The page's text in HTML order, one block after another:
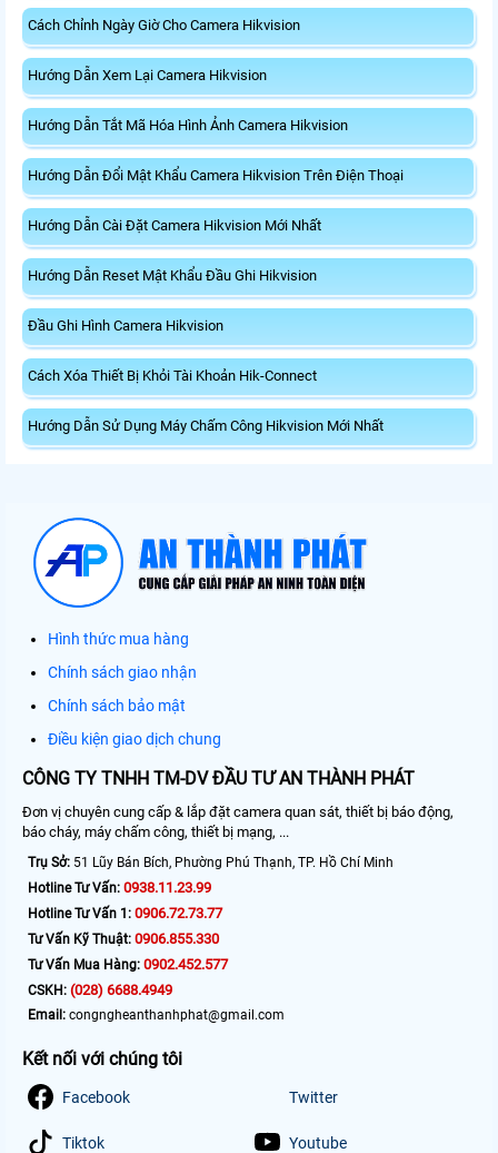
Cách Chỉnh Ngày Giờ Cho Camera Hikvision
Hướng Dẫn Xem Lại Camera Hikvision
Hướng Dẫn Tắt Mã Hóa Hình Ảnh Camera Hikvision
Hướng Dẫn Đổi Mật Khẩu Camera Hikvision Trên Điện Thoại
Hướng Dẫn Cài Đặt Camera Hikvision Mới Nhất
Hướng Dẫn Reset Mật Khẩu Đầu Ghi Hikvision
Đầu Ghi Hình Camera Hikvision
Cách Xóa Thiết Bị Khỏi Tài Khoản Hik-Connect
Hướng Dẫn Sử Dụng Máy Chấm Công Hikvision Mới Nhất
Hình thức mua hàng
Chính sách giao nhận
Chính sách bảo mật
Điều kiện giao dịch chung
CÔNG TY TNHH TM-DV ĐẦU TƯ AN THÀNH PHÁT
Đơn vị chuyên cung cấp & lắp đặt camera quan sát, thiết bị báo động,
báo cháy, máy chấm công, thiết bị mạng, ...
Trụ Sở: 51 Lũy Bán Bích, Phường Phú Thạnh, TP. Hồ Chí Minh
Hotline Tư Vấn: 0938.11.23.99
Hotline Tư Vấn 1: 0906.72.73.77
Tư Vấn Kỹ Thuật: 0906.855.330
Tư Vấn Mua Hàng: 0902.452.577
CSKH: (028) 6688.4949
Email: congngheanthanhphat@gmail.com
Kết nối với chúng tôi
Facebook Twitter
Tiktok Youtube